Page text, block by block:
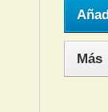
Más